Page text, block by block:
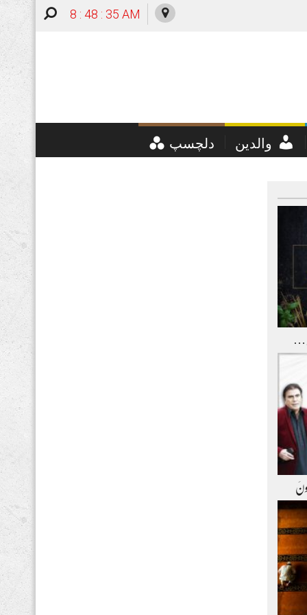
8 : 48 : 36 AM
والدین دلچسپ